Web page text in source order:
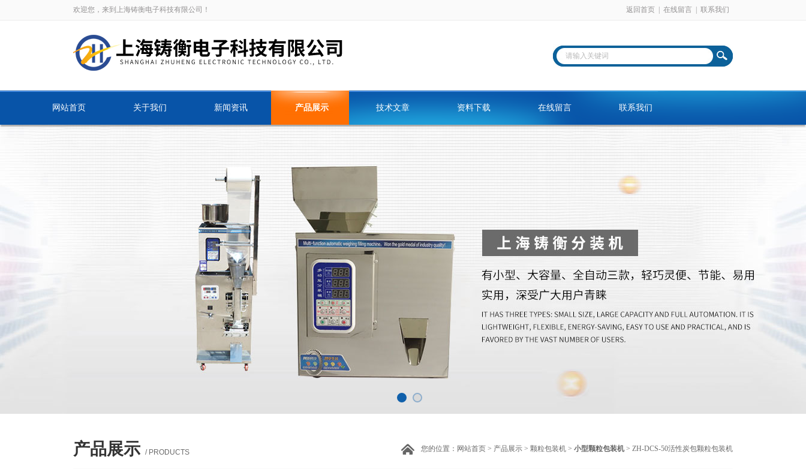
欢迎您，来到上海铸衡电子科技有限公司！ 返回首页 在线留言 联系我们
网站首页 关于我们 新闻资讯 产品展示 技术文章 资料下载 在线留言 联系我们
产品展示 / PRODUCTS 您的位置： 网站首页 > 产品展示 > 颗粒包装机 > 小型颗粒包装机 > ZH-DCS-50活性炭包颗粒包装机